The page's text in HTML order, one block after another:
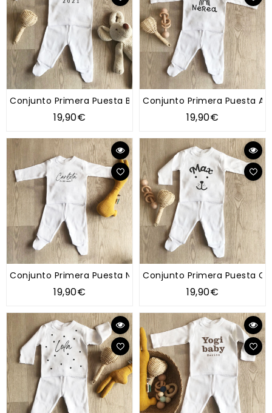
Conjunto Primera Puesta Born In
19,90€
Conjunto Primera Puesta
19,90€
Conjunto Primera Puesta Nombre
19,90€
Conjunto Primera Puesta
19,90€